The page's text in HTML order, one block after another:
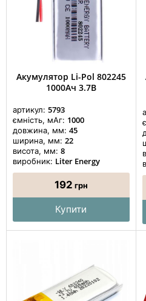
Акумулятор Li-Pol 802245
1000Ач 3.7В
артикул: 5793
ємність, мАг: 1000
довжина, мм: 45
ширина, мм: 22
висота, мм: 8
виробник: Liter Energy
192 грн
Купити